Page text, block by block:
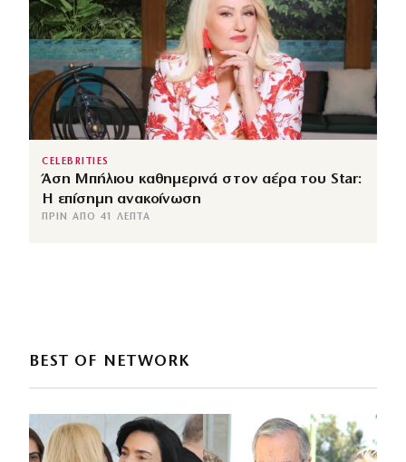
CELEBRITIES
Άση Μπήλιου καθημερινά στον αέρα του Star:
Η επίσημη ανακοίνωση
ΠΡΙΝ ΑΠΌ 41 ΛΕΠΤΆ
BEST OF NETWORK